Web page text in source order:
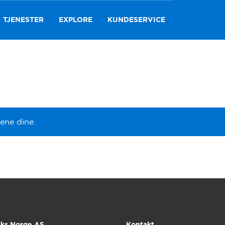
TJENESTER EXPLORE KUNDESERVICE
dine.